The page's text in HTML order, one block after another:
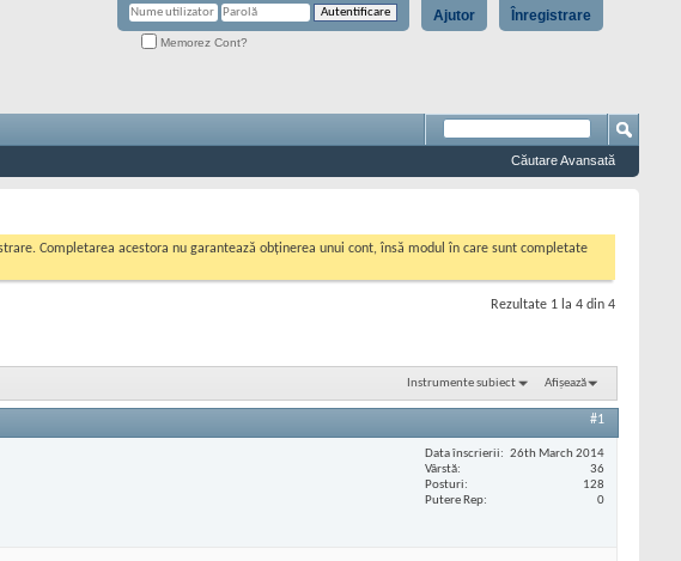
Înregistrare
Ajutor
Memorez Cont?
Căutare Avansată
Completarea acestora nu garantează obținerea unui cont, însă modul în care sunt completate
Rezultate 1 la 4 din 4
Instrumente subiect Afișează
#1
Data înscrierii
26th March 2014
Vârstă
36
Posturi
128
Putere Rep
0